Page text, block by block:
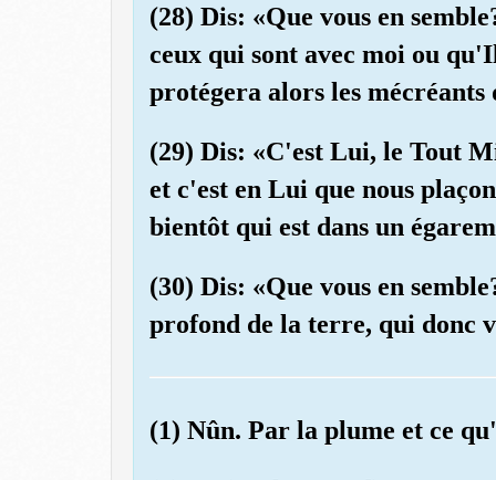
(28) Dis: «Que vous en
ceux qui sont avec moi ou
protégera alors les
(29) Dis: «C'est Lui, le Tout
et c'est en Lui que nous
bientôt qui est dans un
(30) Dis: «Que vous en
profond de la terre, qui donc
(1) Nûn. Par la plume et ce